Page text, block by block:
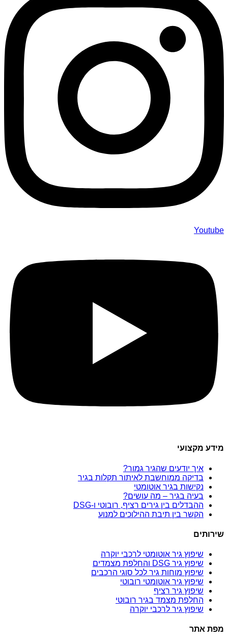
Youtube
מידע מקצועי
איך יודעים שהגיר גמור?
בדיקה ממוחשבת לאיתור תקלות בגיר
נקישות בגיר אוטומטי
בעיה בגיר – מה עושים?
ההבדלים בין גירים רציף, רובוטי ו-DSG
הקשר בין תיבת ההילוכים למנוע
שירותים
שיפוץ גיר אוטומטי לרכבי יוקרה
שיפוץ גיר DSG והחלפת מצמדים
שיפוץ מוחות גיר לכל סוגי הרכבים
שיפוץ גיר אוטומטי רובוטי
שיפוץ גיר רציף
החלפת מצמד בגיר רובוטי
שיפוץ גיר לרכבי יוקרה
מפת אתר